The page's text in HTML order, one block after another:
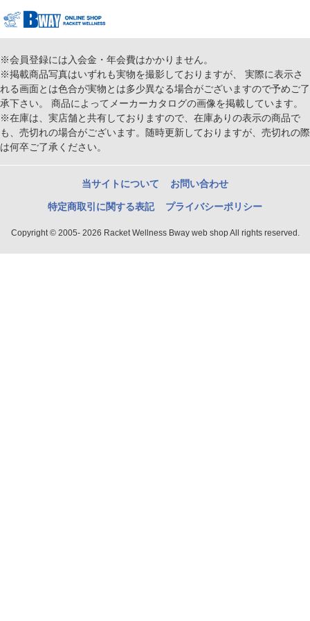
※会員登録には入会金・年会費はかかりません。
※掲載商品写真はいずれも実物を撮影しておりますが、 実際に表示さ
れる画面とは色合が実物とは多少異なる場合がございますので予めご了
承下さい。 商品によってメーカーカタログの画像を掲載しています。
※在庫は、実店舗と共有しておりますので、在庫ありの表示の商品で
も、売切れの場合がございます。随時更新しておりますが、売切れの際
は何卒ご了承ください。
当サイトについて お問い合わせ
特定商取引に関する表記 プライバシーポリシー
Copyright © 2005- 2026 Racket Wellness Bway web shop All rights reserved.